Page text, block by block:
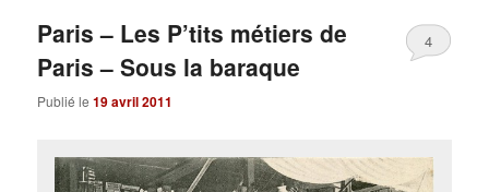
Paris – Les P’tits métiers de
Paris – Sous la baraque
Publié le19 avril 2011
4